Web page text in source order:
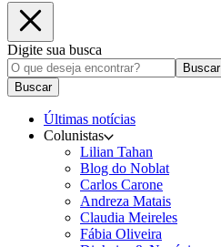
Digite sua busca
Buscar
Buscar
Últimas notícias
Colunistas
Lilian Tahan
Blog do Noblat
Carlos Carone
Andreza Matais
Claudia Meireles
Fábia Oliveira